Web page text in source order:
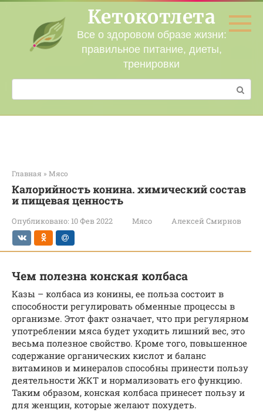
Перейти
контенту
Кетокотлета
Все о здоровом образе жизни:
правильное питание, диеты,
тренировки
Поиск:
Главная » Мясо
Калорийность конина. химический состав
и пищевая ценность
Опубликовано: 10 Фев 2022 Мясо Алексей Смирнов
Чем полезна конская колбаса
Казы – колбаса из конины, ее польза состоит в
способности регулировать обменные процессы в
организме. Этот факт означает, что при регулярном
употреблении мяса будет уходить лишний вес, это
весьма полезное свойство. Кроме того, повышенное
содержание органических кислот и баланс
витаминов и минералов способны принести пользу
деятельности ЖКТ и нормализовать его функцию.
Таким образом, конская колбаса принесет пользу и
для женщин, которые желают похудеть.